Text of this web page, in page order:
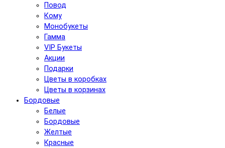
Повод
Кому
Монобукеты
Гамма
VIP Букеты
Акции
Подарки
Цветы в коробках
Цветы в корзинах
Бордовые
Белые
Бордовые
Желтые
Красные